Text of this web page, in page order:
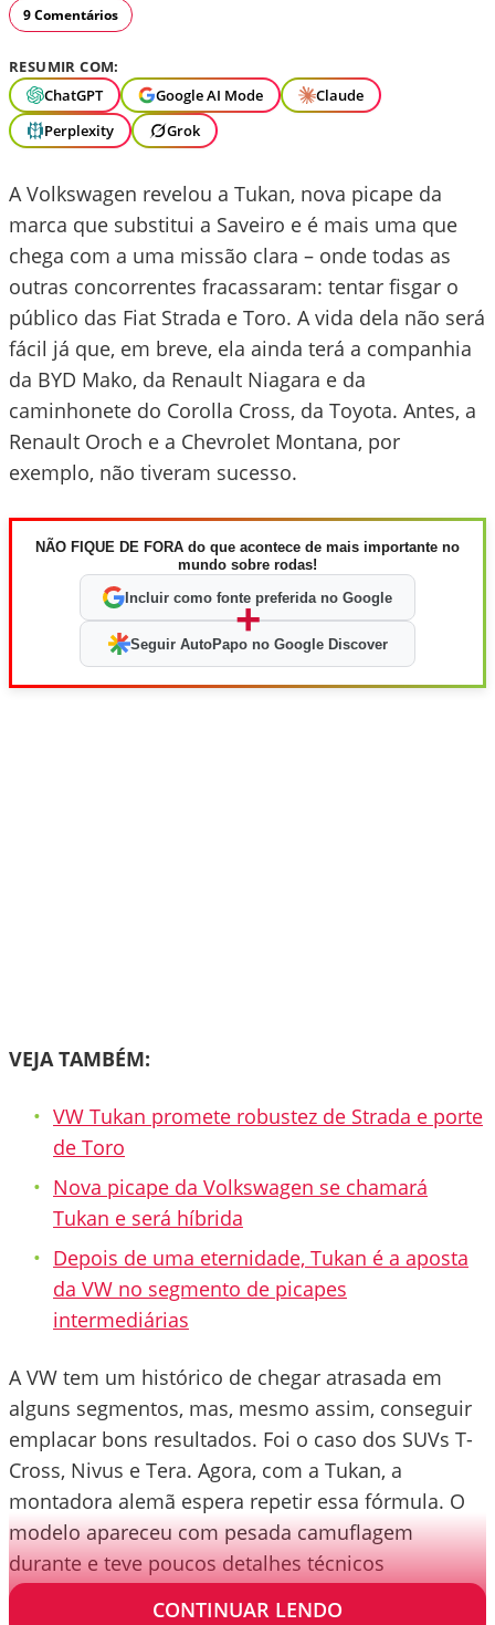
9 Comentários
RESUMIR COM:
ChatGPT
Google AI Mode
Claude
Perplexity
Grok
A Volkswagen revelou a Tukan, nova picape da
marca que substitui a Saveiro e é mais uma que
chega com a uma missão clara – onde todas as
outras concorrentes fracassaram: tentar fisgar o
público das Fiat Strada e Toro. A vida dela não será
fácil já que, em breve, ela ainda terá a companhia
da BYD Mako, da Renault Niagara e da
caminhonete do Corolla Cross, da Toyota. Antes, a
Renault Oroch e a Chevrolet Montana, por
exemplo, não tiveram sucesso.
NÃO FIQUE DE FORA do que acontece de mais importante no
mundo sobre rodas!
Incluir como fonte preferida no Google
+
Seguir AutoPapo no Google Discover
VEJA TAMBÉM:
VW Tukan promete robustez de Strada e porte
de Toro
Nova picape da Volkswagen se chamará
Tukan e será híbrida
Depois de uma eternidade, Tukan é a aposta
da VW no segmento de picapes
intermediárias
A VW tem um histórico de chegar atrasada em
alguns segmentos, mas, mesmo assim, conseguir
emplacar bons resultados. Foi o caso dos SUVs T-
Cross, Nivus e Tera. Agora, com a Tukan, a
montadora alemã espera repetir essa fórmula. O
modelo apareceu com pesada camuflagem
durante e teve poucos detalhes técnicos
confirmados pela marca.
CONTINUAR LENDO